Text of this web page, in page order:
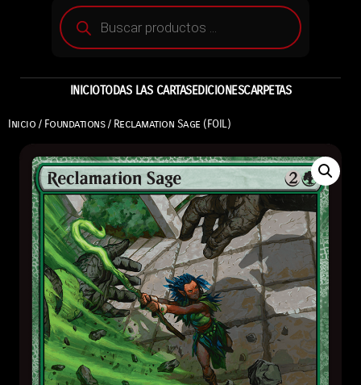
INICIOTODAS LAS CARTASEDICIONESCARPETAS
Inicio / Foundations/ Reclamation Sage (FOIL)